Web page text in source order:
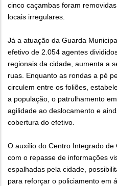
cinco caçambas foram
locais irregulares.
Já a atuação da Guarda
efetivo de 2.054 agentes
regionais da cidade, aumenta a
ruas. Enquanto as rondas a pé
circulem entre os foliões,
a população, o patrulhamento
agilidade ao deslocamento e
cobertura do efetivo.
O auxílio do Centro Integrado de
com o repasse de informações
espalhadas pela cidade,
para reforçar o policiamento em